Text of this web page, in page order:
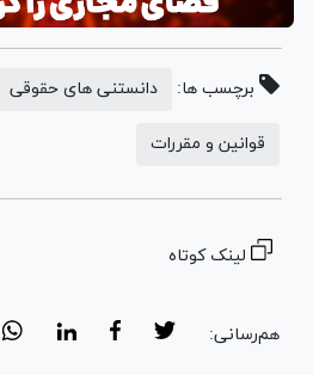
برچسب ها: دانستنی های حقوقی
قوانین و مقررات
لینک کوتاه
هم‌رسانی: